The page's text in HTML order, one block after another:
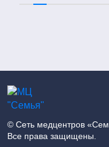
© Сеть медцентров
Все права защищены.